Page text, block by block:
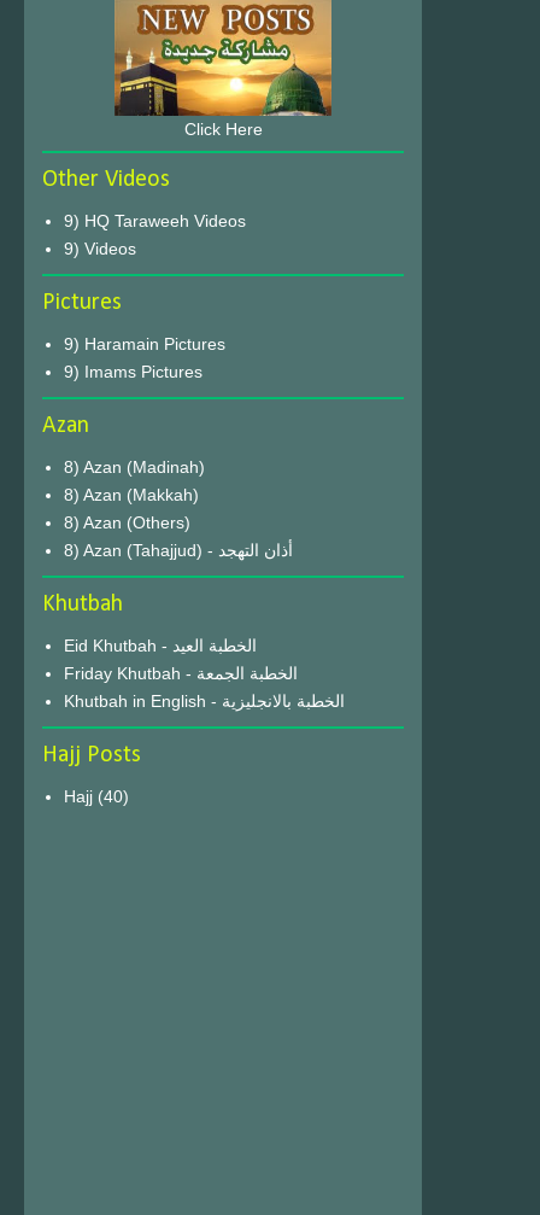
Click Here
Other Videos
9) HQ Taraweeh Videos
9) Videos
Pictures
9) Haramain Pictures
9) Imams Pictures
Azan
8) Azan (Madinah)
8) Azan (Makkah)
8) Azan (Others)
8) Azan (Tahajjud) - أذان التهجد
Khutbah
Eid Khutbah - الخطبة العيد
Friday Khutbah - الخطبة الجمعة
Khutbah in English - الخطبة بالانجليزية
Hajj Posts
Hajj (40)